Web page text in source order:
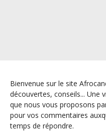
Bienvenue sur le site
découvertes, conseils... Une
que nous vous proposons
pour vos commentaires
temps de répondre.